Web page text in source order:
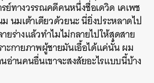
ย์ทางวรรณคดีคนหนึ่งชื่อเดวิด เคเพช
นมเต้าเดียวด้วยนะ นี่ยิ่งประหลาดไป
ยร่างแล้วทำไมไม่กลายไปให้สุดสาย
ะกายภาพผู้ชายมันเอื้อได้แค่นั้น ผม
อ่านคนอื่นเขาจะสงสัยอะไรแบบนี้บ้าง